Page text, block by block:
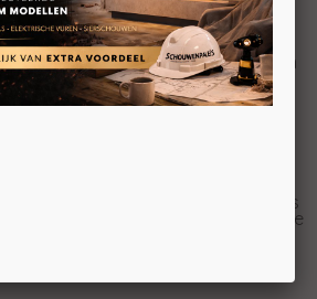
EVO van EK63 is een
met ronde vormen wat zorgt
gemakken met zich mee, zo kan
verbonden en kunt u
een app eenvoudig bedienen.
Monday150++ EVO volledig
uurprogrammering, zo hoeft u
instellingen om te kijken en
prachtig vlammenspel.
Monday150++ EVO? Kom langs
en laat u adviseren door onze
NAAR ONZE SHOWROOM